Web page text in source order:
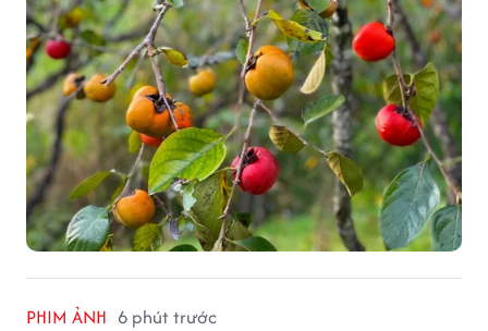
PHIM ẢNH 6 phút trước